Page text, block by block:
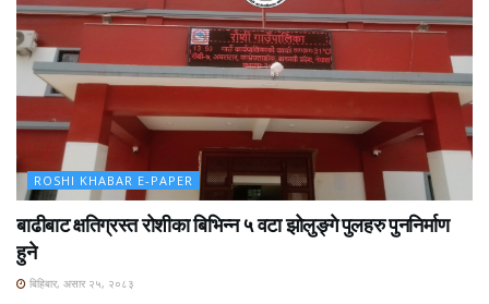
ROSHI KHABAR E-PAPER
बाढीबाट क्षतिग्रस्त रोशीका बिभिन्न ५ वटा झोलुङ्गे पुलहरु पुननिर्माण
हुने
बिहिबार, असार २५, २०८३